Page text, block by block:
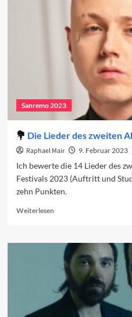
dritten
2023
Sanremo 2023
Die Lieder des zweiten
Raphael Mair 9. Februar 2023
Ich bewerte die 14 Lieder des
Festivals 2023 (Auftritt und
zehn Punkten.
WeiterlesenRead
Die
Lieder
des
zweiten
Abends
2023